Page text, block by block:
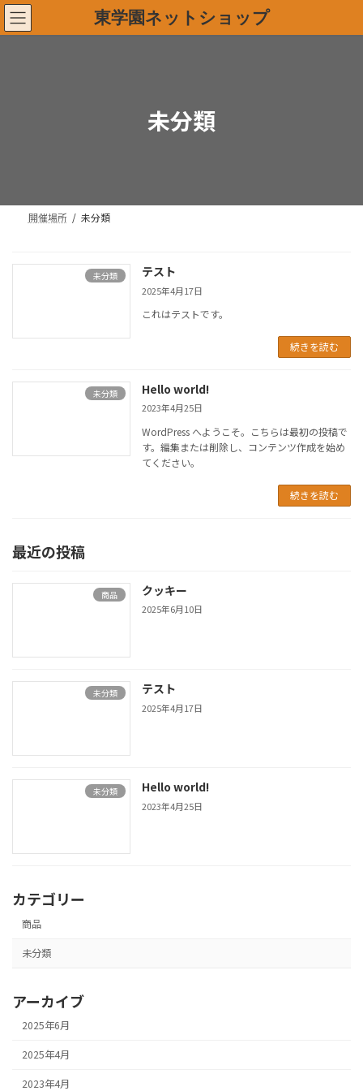
コ
ン
テ
ナ
ビ
ゲ
東学園ネットショップ
未分類
開催場所 未分類
未分類 テスト
2025年4月17日
これはテストです。
続きを読む
未分類 Hello world!
2023年4月25日
WordPress へようこそ。こちらは最初の投稿で
す。編集または削除し、コンテンツ作成を始め
てください。
続きを読む
最近の投稿
商品 クッキー
2025年6月10日
未分類 テスト
2025年4月17日
未分類 Hello world!
2023年4月25日
カテゴリー
商品
未分類
アーカイブ
2025年6月
2025年4月
2023年4月